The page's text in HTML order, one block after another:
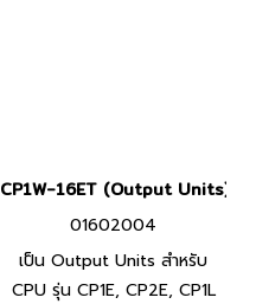
CP1W-16ET (Output Units)
01602004
เป็น Output Units สำหรับ
CPU รุ่น CP1E, CP2E, CP1L